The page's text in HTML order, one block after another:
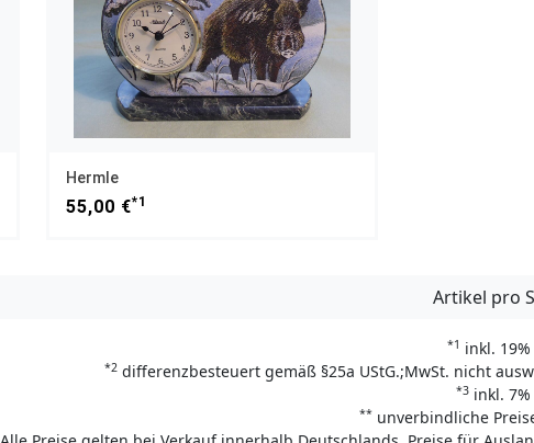
Hermle
55,00 €*1
Artikel pro
*1 inkl.
*2 differenzbesteuert gemäß §25a UStG.;MwSt. nicht
*3 inkl.
** unverbindliche